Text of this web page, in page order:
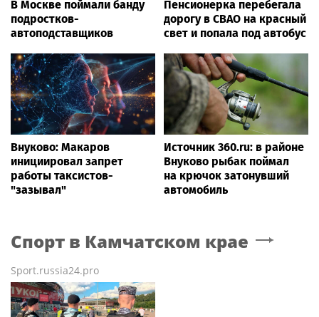
В Москве поймали банду
подростков-
автоподставщиков
Пенсионерка перебегала
дорогу в СВАО на красный
свет и попала под автобус
Внуково: Макаров
инициировал запрет
работы таксистов-
"зазывал"
Источник 360.ru: в районе
Внуково рыбак поймал
на крючок затонувший
автомобиль
Спорт в Камчатском крае
Sport.russia24.pro